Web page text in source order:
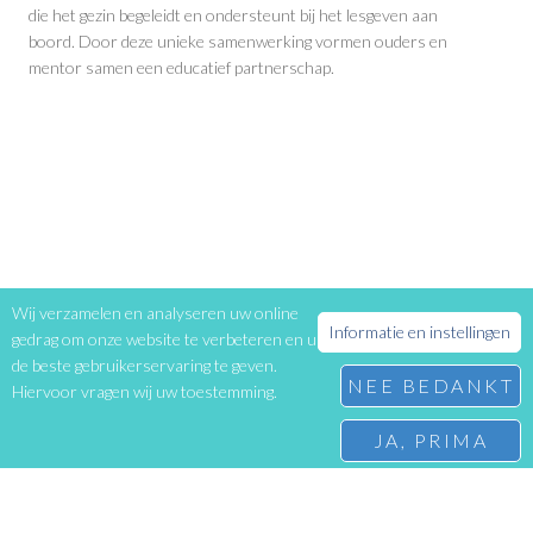
die het gezin begeleidt en ondersteunt bij het lesgeven aan
boord. Door deze unieke samenwerking vormen ouders en
mentor samen een educatief partnerschap.
Wij verzamelen en analyseren uw online
gedrag om onze website te verbeteren en u
de beste gebruikerservaring te geven.
Hiervoor vragen wij uw toestemming.
Informatie en instellingen
NEE BEDANKT
JA, PRIMA